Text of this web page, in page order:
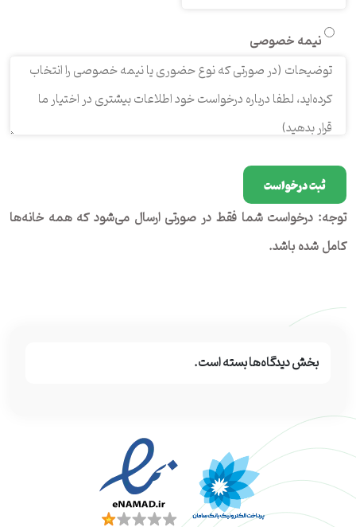
نیمه خصوصی
Please
leave
this
توجه: درخواست شما فقط در صورتی ارسال می‌شود که همه خانه‌ها
کامل شده باشد.
بخش دیدگاه‌ها بسته است.